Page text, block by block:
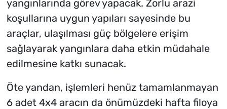
yangınlarında görev yapacak. Zorlu arazi
koşullarına uygun yapıları sayesinde bu
araçlar, ulaşılması güç bölgelere erişim
sağlayarak yangınlara daha etkin müdahale
edilmesine katkı sunacak.
Öte yandan, işlemleri henüz tamamlanmayan
6 adet 4x4 aracın da önümüzdeki hafta filoya